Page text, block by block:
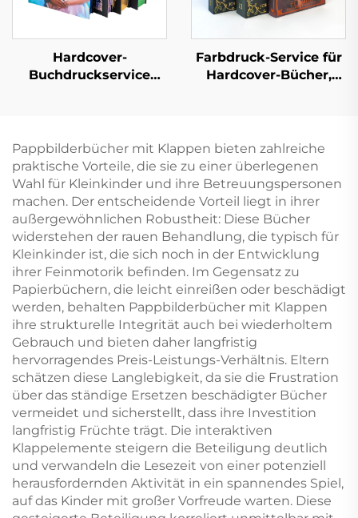
Hardcover-
Buchdruckservice
Buchdruck mit
lackierten Kanten
Farbdruck-Service für
Hardcover-Bücher,
Pappbilderbücher mit Klappen bieten zahlreiche
praktische Vorteile, die sie zu einer überlegenen
Wahl für Kleinkinder und ihre Betreuungspersonen
machen. Der entscheidende Vorteil liegt in ihrer
außergewöhnlichen Robustheit: Diese Bücher
widerstehen der rauen Behandlung, die typisch für
Kleinkinder ist, die sich noch in der Entwicklung
ihrer Feinmotorik befinden. Im Gegensatz zu
Papierbüchern, die leicht einreißen oder beschädigt
werden, behalten Pappbilderbücher mit Klappen
ihre strukturelle Integrität auch bei wiederholtem
Gebrauch und bieten daher langfristig
hervorragendes Preis-Leistungs-Verhältnis. Eltern
schätzen diese Langlebigkeit, da sie die Frustration
über das ständige Ersetzen beschädigter Bücher
vermeidet und sicherstellt, dass ihre Investition
langfristig Früchte trägt. Die interaktiven
Klappelemente steigern die Beteiligung deutlich
und verwandeln die Lesezeit von einer potenziell
herausfordernden Aktivität in ein spannendes Spiel,
auf das Kinder mit großer Vorfreude warten. Diese